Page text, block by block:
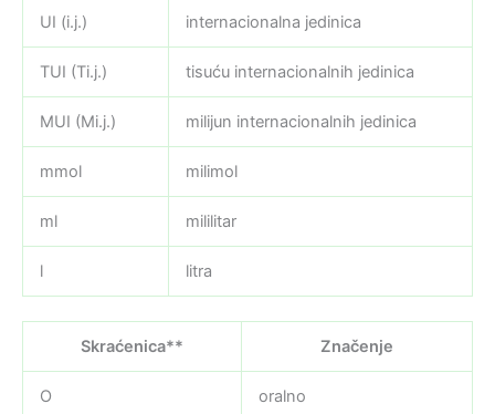
UI (i.j.) internacionalna jedinica
TUI (Ti.j.) tisuću internacionalnih jedinica
MUI (Mi.j.) milijun internacionalnih jedinica
mmol milimol
ml mililitar
l litra
Skraćenica** Značenje
O oralno